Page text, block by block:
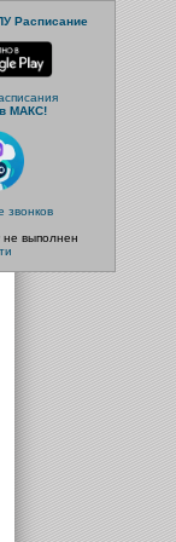
Расписание
МАКС!
звонков
не выполнен